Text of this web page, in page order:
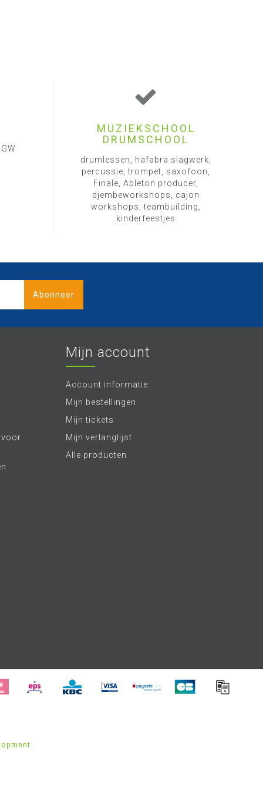
MUZIEKSCHOOL
DRUMSCHOOL
drumlessen, hafabra slagwerk,
percussie, trompet, saxofoon,
Finale, Ableton producer,
djembeworkshops, cajon
workshops, teambuilding,
kinderfeestjes
Abonneer
voor
Mijn account
Account informatie
Mijn bestellingen
Mijn tickets
Mijn verlanglijst
Alle producten